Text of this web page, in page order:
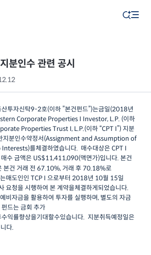
분인수 관련 공시
투자신탁9-2호(이하 ”본건펀드”)는금일(2018년
Corporate Properties I Investor, L.P. (이하
Properties Trust I, L.P.(이하“CPT I”) 지분
지분인수약정서(Assignment and Assumption of
Interests)를체결하였습니다. 매수대상은CPT I
매수 금액은 US$11,411,090(액면가)입니다. 본건
본건 거래 전 67.10%, 거래 후 70.18%로
매도인인 TCP I 으로부터 2018년 10월 15일
요청을 시행하여 본 계약을체결하게 되었습니다.
비자금을 활용하여 투자를 실행하며, 별도의 자금
펀드는 금회 추가
수익률향상을기대할수있습니다. 지분취득예정일은
다.